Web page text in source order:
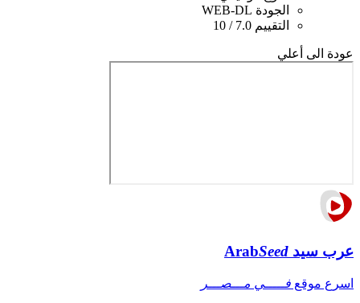
الجودة WEB-DL
التقييم 7.0 / 10
عودة الى أعلي
عرب سيد ArabSeed
اسرع موقع فـــــي مـــصـــر